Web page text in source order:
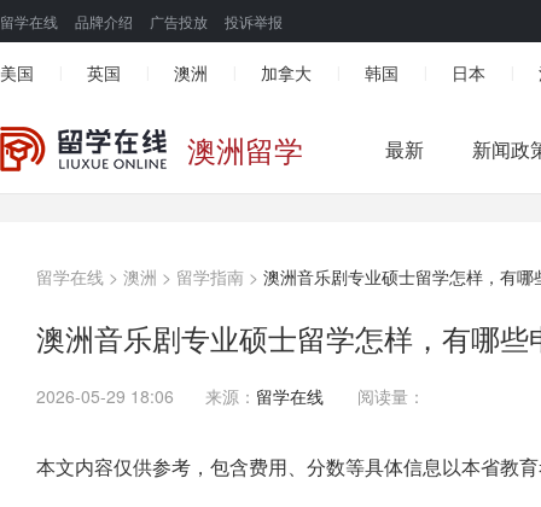
留学在线 品牌介绍 广告投放 投诉举报
美国 英国 澳洲 加拿大 韩国 日本
澳洲留学 最新 新闻政
留学在线 > 澳洲 > 留学指南 > 澳洲音乐剧专业硕士留学怎样，有哪
澳洲音乐剧专业硕士留学怎样，有哪些
2026-05-29 18:06 来源： 留学在线 阅读量：
本文内容仅供参考，包含费用、分数等具体信息以本省教